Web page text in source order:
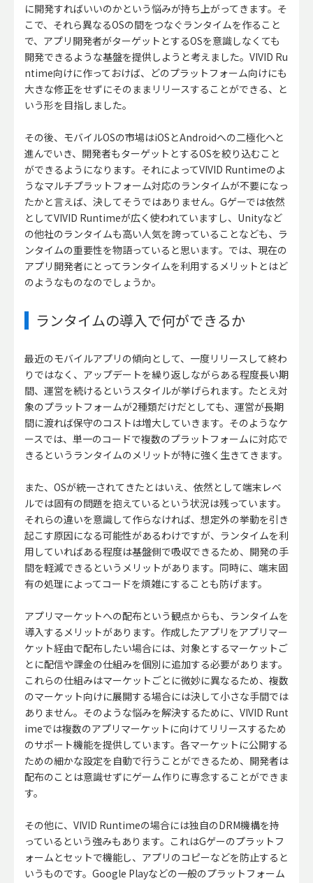
に開発すればいいのかという悩みが持ち上がってきます。そ
こで、それら異なるOSの間をつなぐランタイムを作ること
で、アプリ開発者がターゲットとするOSを意識しなくても
開発できるような基盤を提供しようと考えました。VIVID Ru
ntime向けに作っておけば、どのプラットフォーム向けにも
大きな修正をせずにそのままリリースすることができる、と
いう形を目指しました。
その後、モバイルOSの市場はiOSとAndroidへの二極化へと
進んでいき、開発者もターゲットとするOSを絞り込むこと
ができるようになります。それによってVIVID Runtimeのよ
うなマルチプラットフォーム対応のランタイムが不要になっ
たかと言えば、決してそうではありません。Gゲーでは依然
としてVIVID Runtimeが広く使われていますし、Unityなど
の他社のランタイムも高い人気を誇っていることなども、ラ
ンタイムの重要性を物語っていると思います。では、現在の
アプリ開発者にとってランタイムを利用するメリットとはど
のようなものなのでしょうか。
ランタイムの導入で何ができるか
最近のモバイルアプリの傾向として、一度リリースして終わ
りではなく、アップデートを繰り返しながらある程度長い期
間、運営を続けるというスタイルが挙げられます。たとえ対
象のプラットフォームが2種類だけだとしても、運営が長期
間に渡れば保守のコストは増大していきます。そのようなケ
ースでは、単一のコードで複数のプラットフォームに対応で
きるというランタイムのメリットが特に強く生きてきます。
また、OSが統一されてきたとはいえ、依然として端末レベ
ルでは固有の問題を抱えているという状況は残っています。
それらの違いを意識して作らなければ、想定外の挙動を引き
起こす原因になる可能性があるわけですが、ランタイムを利
用していればある程度は基盤側で吸収できるため、開発の手
間を軽減できるというメリットがあります。同時に、端末固
有の処理によってコードを煩雑にすることも防げます。
アプリマーケットへの配布という観点からも、ランタイムを
導入するメリットがあります。作成したアプリをアプリマー
ケット経由で配布したい場合には、対象とするマーケットご
とに配信や課金の仕組みを個別に追加する必要があります。
これらの仕組みはマーケットごとに微妙に異なるため、複数
のマーケット向けに展開する場合には決して小さな手間では
ありません。そのような悩みを解決するために、VIVID Runt
imeでは複数のアプリマーケットに向けてリリースするため
のサポート機能を提供しています。各マーケットに公開する
ための細かな設定を自動で行うことができるため、開発者は
配布のことは意識せずにゲーム作りに専念することができま
す。
その他に、VIVID Runtimeの場合には独自のDRM機構を持
っているという強みもあります。これはGゲーのプラットフ
ォームとセットで機能し、アプリのコピーなどを防止すると
いうものです。Google Playなどの一般のプラットフォーム